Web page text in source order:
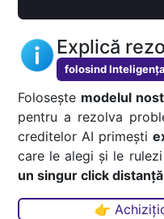
Explică
folosind
Folosește modelul
pentru a rezolva
creditelor AI primești
care le alegi și le
un singur click distanță
👉